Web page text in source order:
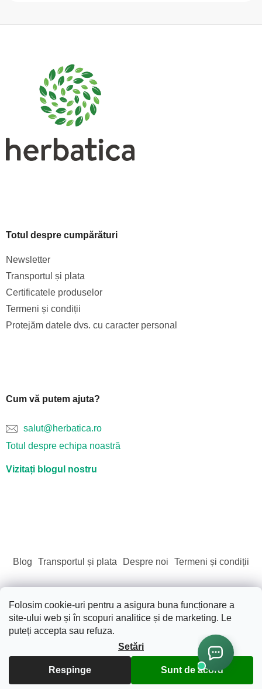
Folosim cookie-uri pentru a asigura buna funcționare a
site-ului web și în scopuri analitice și de marketing. Le
puteți accepta sau refuza.
Setări
Respinge Sunt de acord
Totul despre cumpărături
Newsletter
Transportul și plata
Certificatele produselor
Termeni și condiții
Protejăm datele dvs. cu caracter personal
Cum vă putem ajuta?
salut@herbatica.ro
Totul despre echipa noastră
Vizitați blogul nostru
Blog Transportul și plata Despre noi Termeni și condiții
Creat de Shoptet
Drepturi de autor 2026Sãnãtate. Frumusete. Natura..
Toate drepturile rezervate.
Editați setările cookie-urilor